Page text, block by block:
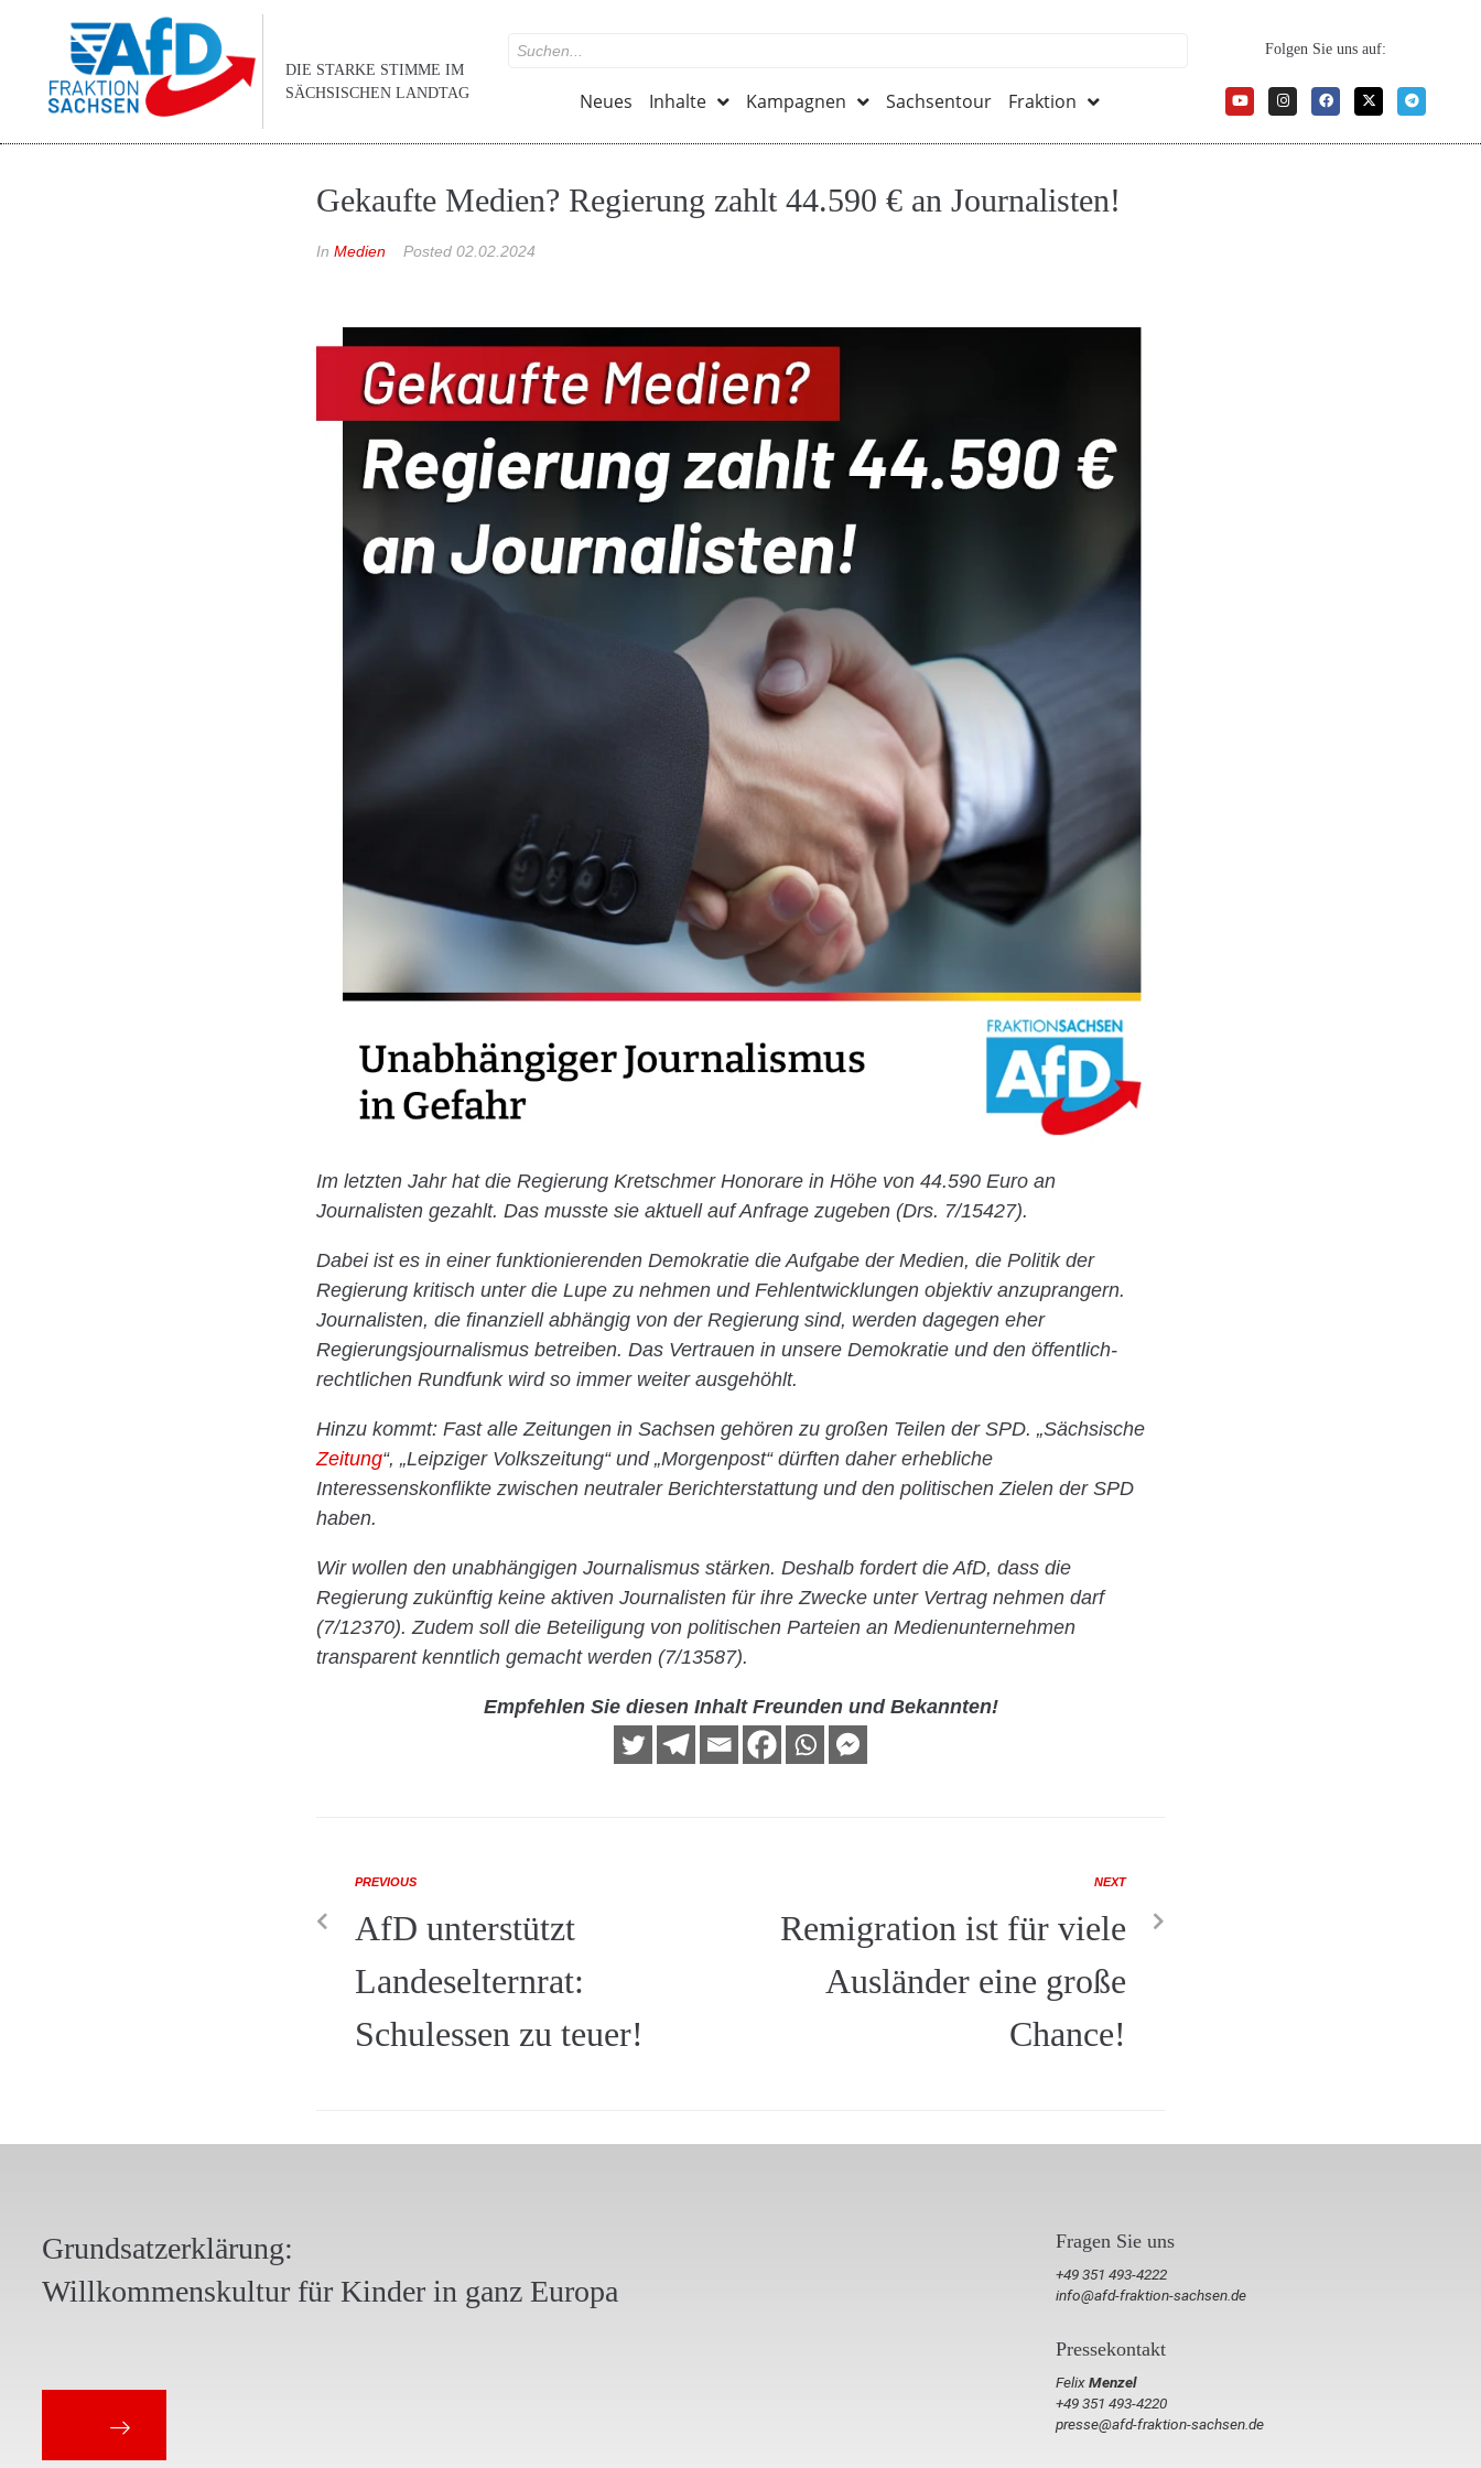
DIE STARKE STIMME IM
SÄCHSISCHEN LANDTAG
Neues Inhalte Kampagnen Sachsentour Fraktion
Folgen Sie uns auf:
Gekaufte Medien? Regierung zahlt 44.590 € an Journalisten!
In Medien Posted 02.02.2024
Im letzten Jahr hat die Regierung Kretschmer Honorare in Höhe von 44.590 Euro an
Journalisten gezahlt. Das musste sie aktuell auf Anfrage zugeben (Drs. 7/15427).
Dabei ist es in einer funktionierenden Demokratie die Aufgabe der Medien, die Politik der
Regierung kritisch unter die Lupe zu nehmen und Fehlentwicklungen objektiv anzuprangern.
Journalisten, die finanziell abhängig von der Regierung sind, werden dagegen eher
Regierungsjournalismus betreiben. Das Vertrauen in unsere Demokratie und den öffentlich-
rechtlichen Rundfunk wird so immer weiter ausgehöhlt.
Hinzu kommt: Fast alle Zeitungen in Sachsen gehören zu großen Teilen der SPD. „Sächsische
Zeitung“, „Leipziger Volkszeitung“ und „Morgenpost“ dürften daher erhebliche
Interessenskonflikte zwischen neutraler Berichterstattung und den politischen Zielen der SPD
haben.
Wir wollen den unabhängigen Journalismus stärken. Deshalb fordert die AfD, dass die
Regierung zukünftig keine aktiven Journalisten für ihre Zwecke unter Vertrag nehmen darf
(7/12370). Zudem soll die Beteiligung von politischen Parteien an Medienunternehmen
transparent kenntlich gemacht werden (7/13587).
Empfehlen Sie diesen Inhalt Freunden und Bekannten!
PREVIOUS
AfD unterstützt
Landeselternrat:
Schulessen zu teuer!
NEXT
Remigration ist für viele
Ausländer eine große
Chance!
Grundsatzerklärung:
Willkommenskultur für Kinder in ganz Europa
Fragen Sie uns
+49 351 493-4222
info@afd-fraktion-sachsen.de
Pressekontakt
FelixMenzel
+49 351 493-4220
presse@afd-fraktion-sachsen.de